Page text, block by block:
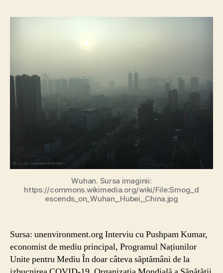
și
Wuhan. Sursa imaginii:
https://commons.wikimedia.org/wiki/File:Smog_d
escends_on_Wuhan,_Hubei,_China.jpg
Sursa: unenvironment.org Interviu cu Pushpam Kumar,
economist de mediu principal, Programul Națiunilor
Unite pentru Mediu În doar câteva săptămâni de la